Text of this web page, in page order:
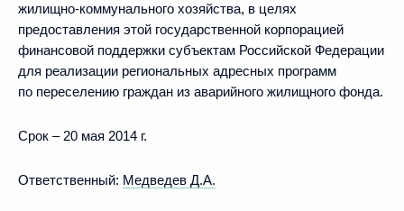
жилищно-коммунального хозяйства, в целях
предоставления этой государственной корпорацией
финансовой поддержки субъектам Российской Федерации
для реализации региональных адресных программ
по переселению граждан из аварийного жилищного фонда.
Срок – 20 мая 2014 г.
Ответственный: Медведев Д.А.